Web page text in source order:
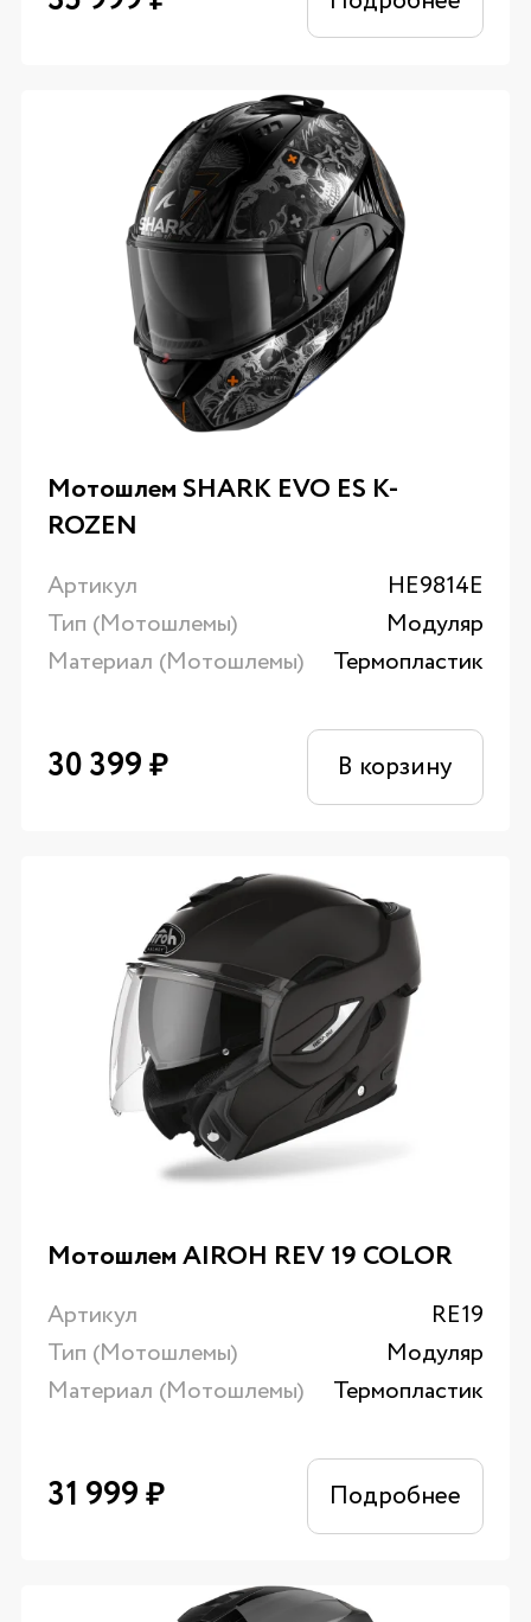
Мотошлем SHARK EVO ES K-
ROZEN
Артикул
HE9814E
Тип (Мотошлемы)
Модуляр
Материал (Мотошлемы)
Термопластик
30 399₽ В корзину
Мотошлем AIROH REV 19 COLOR
Артикул
RE19
Тип (Мотошлемы)
Модуляр
Материал (Мотошлемы)
Термопластик
31 999₽ Подробнее